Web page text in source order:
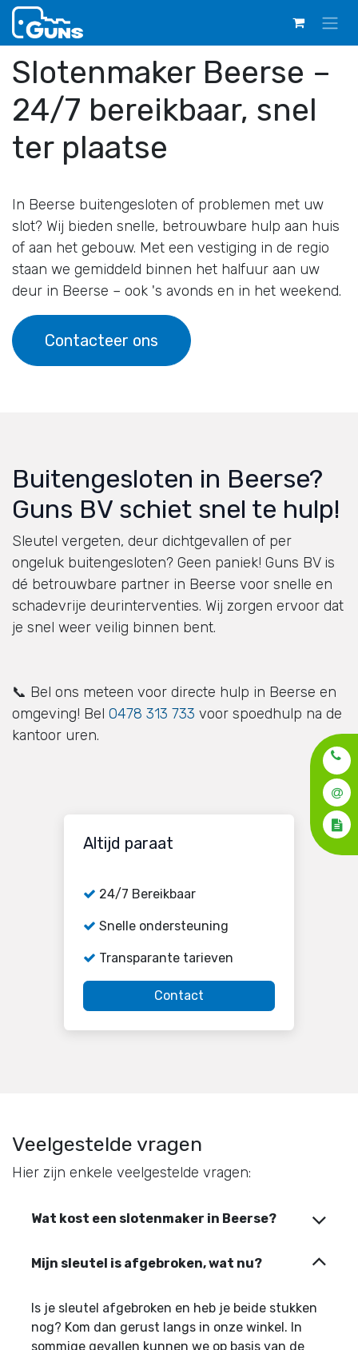
Overslaan naar inhoud
Slotenmaker Beerse –
24/7 bereikbaar, snel
ter plaatse
In Beerse buitengesloten of problemen met uw
slot? Wij bieden snelle, betrouwbare hulp aan huis
of aan het gebouw. Met een vestiging in de regio
staan we gemiddeld binnen het halfuur aan uw
deur in Beerse – ook 's avonds en in het weekend.
Contacteer ons
Buitengesloten in Beerse?
Guns BV schiet snel te hulp!
Sleutel vergeten, deur dichtgevallen of per
ongeluk buitengesloten? Geen paniek! Guns BV is
dé betrouwbare partner in Beerse voor snelle en
schadevrije deurinterventies. Wij zorgen ervoor dat
je snel weer veilig binnen bent.
📞 Bel ons meteen voor directe hulp in Beerse en
omgeving! Bel 0478 313 733 voor spoedhulp na de
kantoor uren.
Altijd paraat
24/7 Bereikbaar
Snelle ondersteuning
Transparante tarieven
Contact
Veelgestelde vragen
Hier zijn enkele veelgestelde vragen:
Wat kost een slotenmaker in Beerse?
Mijn sleutel is afgebroken, wat nu?
Is je sleutel afgebroken en heb je beide stukken
nog? Kom dan gerust langs in onze winkel. In
sommige gevallen kunnen we op basis van de